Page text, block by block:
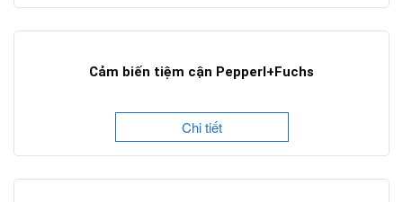
Cảm biến tiệm cận Pepperl+Fuchs
Chi tiết